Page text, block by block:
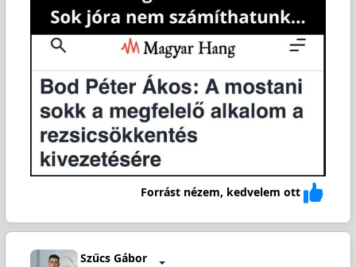
Forrást nézem, kedvelem ott
Szűcs Gábor